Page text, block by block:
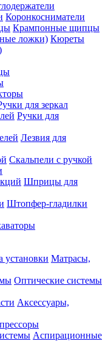
Коронкосниматели
Крампонные щипцы
Кюреты
для зеркал
Ручки для
Лезвия для
Скальпели с ручкой
Шприцы для
Штопфер-гладилки
Матрасы,
Оптические системы
Аксессуары,
Аспирационные